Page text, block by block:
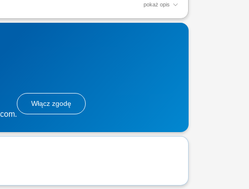
pokaż opis
w tym: aktywna sprzedaż oprogramowania i usług
Włącz zgodę